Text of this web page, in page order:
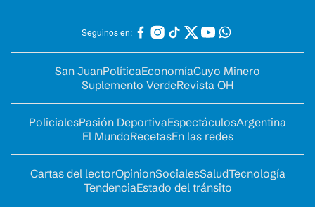
Seguinos en:
San JuanPolíticaEconomíaCuyo Minero
Suplemento VerdeRevista OH
PolicialesPasión DeportivaEspectáculosArgentina
El MundoRecetasEn las redes
Cartas del lectorOpinionSocialesSaludTecnología
TendenciaEstado del tránsito